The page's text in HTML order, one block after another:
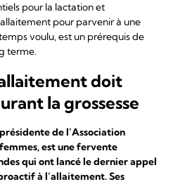
pour la lactation et
pour parvenir à une
voulu, est un prérequis de
terme.
doit
la grossesse
de l’Association
est une fervente
qui ont lancé le dernier appel
à l’allaitement. Ses